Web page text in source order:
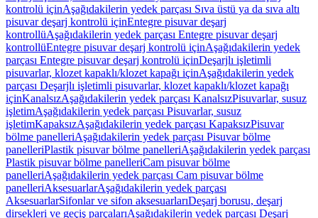
kontrolü içinAşağıdakilerin yedek parçası Sıva üstü ya da sıva altı
pisuvar deşarj kontrolü içinEntegre pisuvar deşarj
kontrollüAşağıdakilerin yedek parçası Entegre pisuvar deşarj
kontrollüEntegre pisuvar deşarj kontrolü içinAşağıdakilerin yedek
parçası Entegre pisuvar deşarj kontrolü içinDeşarjlı işletimli
pisuvarlar, klozet kapaklı/klozet kapağı içinAşağıdakilerin yedek
parçası Deşarjlı işletimli pisuvarlar, klozet kapaklı/klozet kapağı
içinKanalsızAşağıdakilerin yedek parçası KanalsızPisuvarlar, susuz
işletimAşağıdakilerin yedek parçası Pisuvarlar, susuz
işletimKapaksızAşağıdakilerin yedek parçası KapaksızPisuvar
bölme panelleriAşağıdakilerin yedek parçası Pisuvar bölme
panelleriPlastik pisuvar bölme panelleriAşağıdakilerin yedek parçası
Plastik pisuvar bölme panelleriCam pisuvar bölme
panelleriAşağıdakilerin yedek parçası Cam pisuvar bölme
panelleriAksesuarlarAşağıdakilerin yedek parçası
AksesuarlarSifonlar ve sifon aksesuarlarıDeşarj borusu, deşarj
dirsekleri ve geçiş parçalarıAşağıdakilerin yedek parçası Deşarj